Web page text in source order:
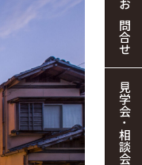
見学会・相談会
お問合せ